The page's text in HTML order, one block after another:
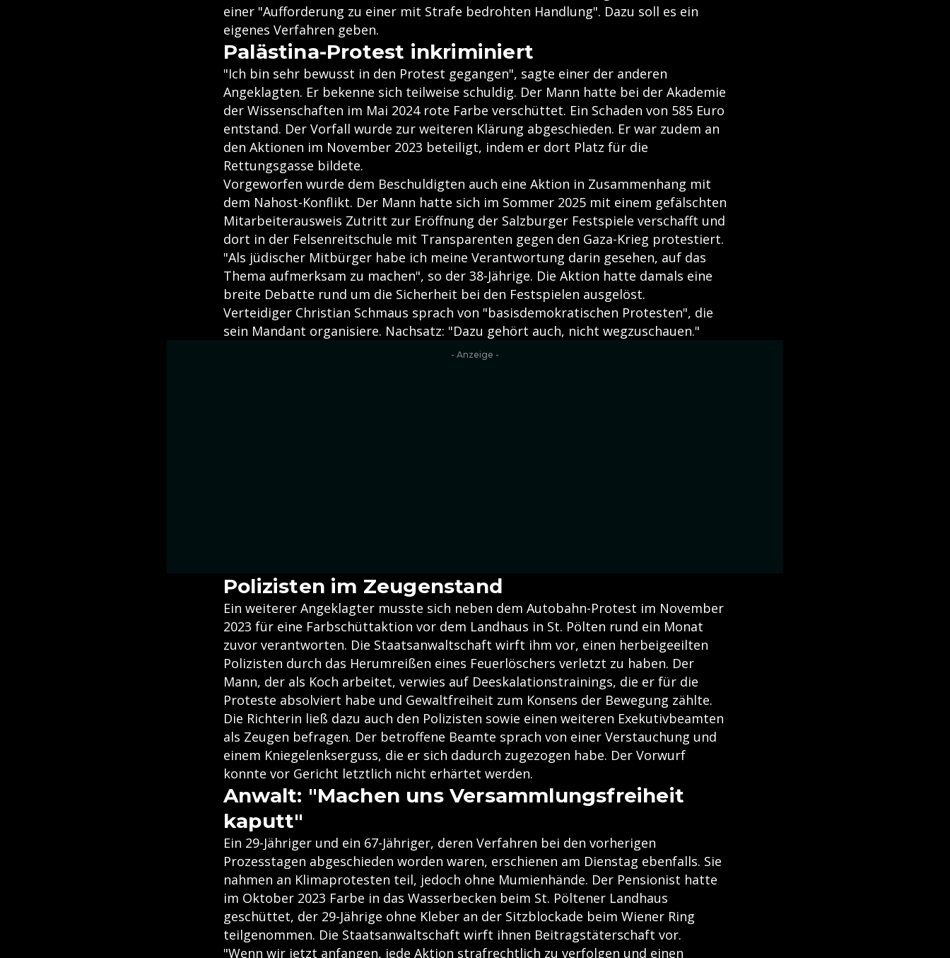
einer "Aufforderung zu einer mit Strafe bedrohten Handlung". Dazu soll es ein
eigenes Verfahren geben.
Palästina-Protest inkriminiert
"Ich bin sehr bewusst in den Protest gegangen", sagte einer der anderen
Angeklagten. Er bekenne sich teilweise schuldig. Der Mann hatte bei der Akademie
der Wissenschaften im Mai 2024 rote Farbe verschüttet. Ein Schaden von 585 Euro
entstand. Der Vorfall wurde zur weiteren Klärung abgeschieden. Er war zudem an
den Aktionen im November 2023 beteiligt, indem er dort Platz für die
Rettungsgasse bildete.
Vorgeworfen wurde dem Beschuldigten auch eine Aktion in Zusammenhang mit
dem Nahost-Konflikt. Der Mann hatte sich im Sommer 2025 mit einem gefälschten
Mitarbeiterausweis Zutritt zur Eröffnung der Salzburger Festspiele verschafft und
dort in der Felsenreitschule mit Transparenten gegen den Gaza-Krieg protestiert.
"Als jüdischer Mitbürger habe ich meine Verantwortung darin gesehen, auf das
Thema aufmerksam zu machen", so der 38-Jährige. Die Aktion hatte damals eine
breite Debatte rund um die Sicherheit bei den Festspielen ausgelöst.
Verteidiger Christian Schmaus sprach von "basisdemokratischen Protesten", die
sein Mandant organisiere. Nachsatz: "Dazu gehört auch, nicht wegzuschauen."
- Anzeige -
Polizisten im Zeugenstand
Ein weiterer Angeklagter musste sich neben dem Autobahn-Protest im November
2023 für eine Farbschüttaktion vor dem Landhaus in St. Pölten rund ein Monat
zuvor verantworten. Die Staatsanwaltschaft wirft ihm vor, einen herbeigeeilten
Polizisten durch das Herumreißen eines Feuerlöschers verletzt zu haben. Der
Mann, der als Koch arbeitet, verwies auf Deeskalationstrainings, die er für die
Proteste absolviert habe und Gewaltfreiheit zum Konsens der Bewegung zählte.
Die Richterin ließ dazu auch den Polizisten sowie einen weiteren Exekutivbeamten
als Zeugen befragen. Der betroffene Beamte sprach von einer Verstauchung und
einem Kniegelenkserguss, die er sich dadurch zugezogen habe. Der Vorwurf
konnte vor Gericht letztlich nicht erhärtet werden.
Anwalt: "Machen uns Versammlungsfreiheit
kaputt"
Ein 29-Jähriger und ein 67-Jähriger, deren Verfahren bei den vorherigen
Prozesstagen abgeschieden worden waren, erschienen am Dienstag ebenfalls. Sie
nahmen an Klimaprotesten teil, jedoch ohne Mumienhände. Der Pensionist hatte
im Oktober 2023 Farbe in das Wasserbecken beim St. Pöltener Landhaus
geschüttet, der 29-Jährige ohne Kleber an der Sitzblockade beim Wiener Ring
teilgenommen. Die Staatsanwaltschaft wirft ihnen Beitragstäterschaft vor.
"Wenn wir jetzt anfangen, jede Aktion strafrechtlich zu verfolgen und einen